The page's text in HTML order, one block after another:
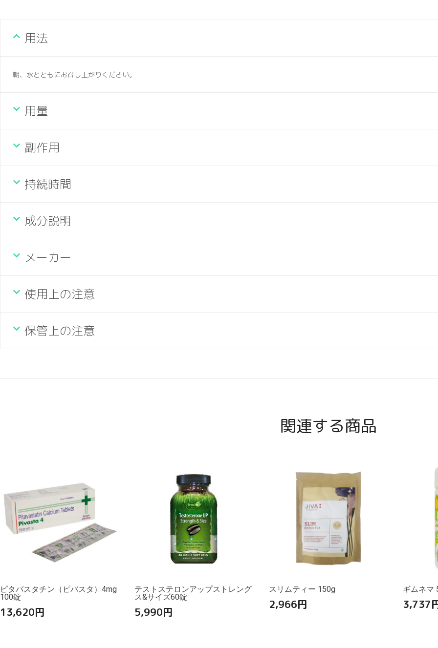
用法
朝、水とともにお召し上がりください。
用量
副作用
持続時間
成分説明
メーカー
使用上の注意
保管上の注意
関連する商品
ピタバスタチン（ピバスタ）4mg
100錠
13,620円
テストステロンアップストレング
ス&サイズ60錠
5,990円
スリムティー 150g
2,966円
ギムネマ
3,737